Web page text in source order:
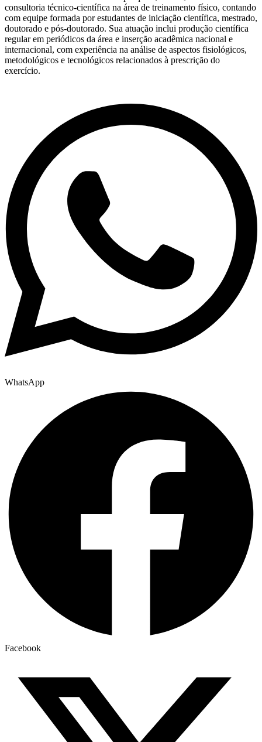
consultoria técnico-científica na área de treinamento físico, contando
com equipe formada por estudantes de iniciação científica, mestrado,
doutorado e pós-doutorado. Sua atuação inclui produção científica
regular em periódicos da área e inserção acadêmica nacional e
internacional, com experiência na análise de aspectos fisiológicos,
metodológicos e tecnológicos relacionados à prescrição do
exercício.
WhatsApp
Facebook